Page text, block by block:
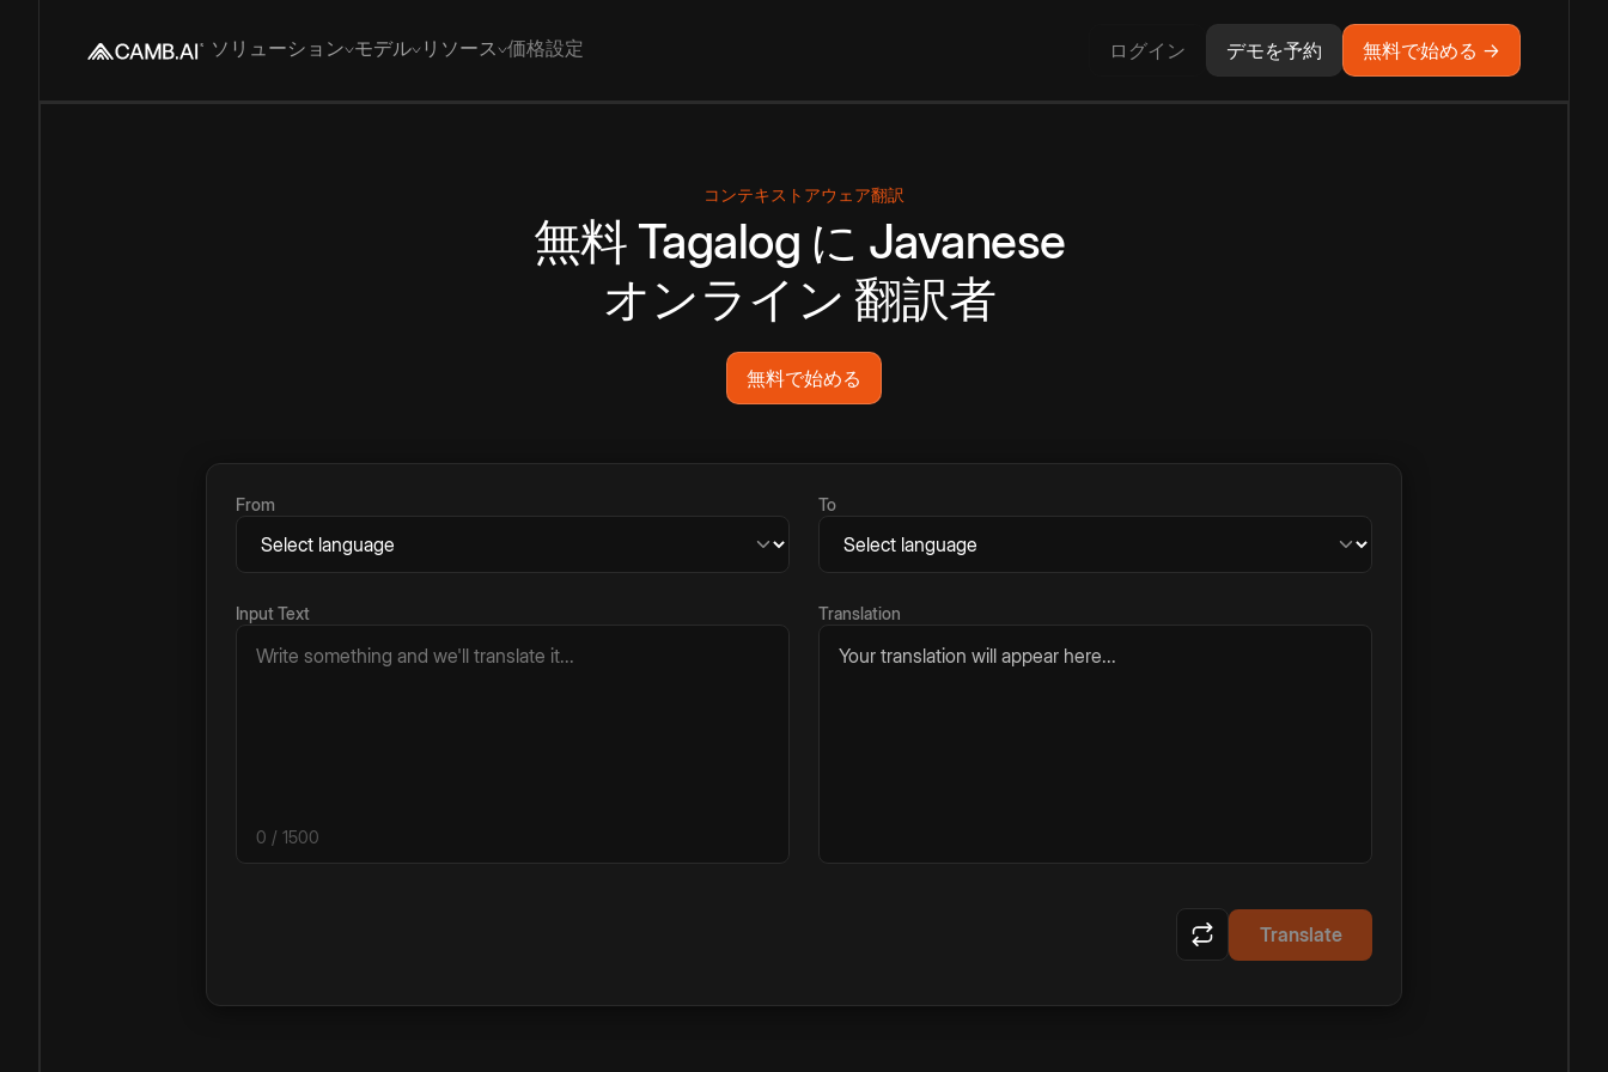
ソリューション モデル リソース 価格設定 ログイン デモを予約 無料で始める →
コンテキストアウェア翻訳
無料 Tagalog に Javanese
オンライン 翻訳者
無料で始める
From To
Input Text
0 / 1500
Translation
Your translation will appear here...
Translate